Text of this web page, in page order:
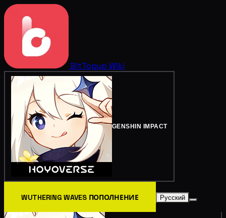
BitTopup Wiki
GENSHIN IMPACT
WUTHERING WAVES ПОПОЛНЕНИЕ Русский